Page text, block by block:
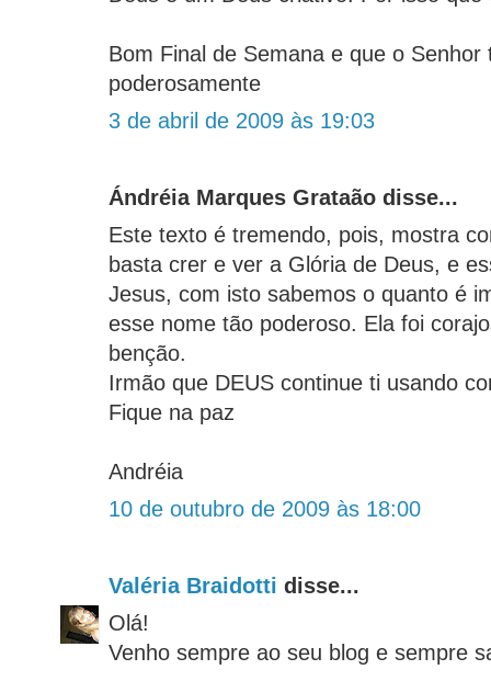
Bom Final de Semana e que o Senhor
poderosamente
3 de abril de 2009 às 19:03
Ándréia Marques Grataão disse...
Este texto é tremendo, pois, mostra
basta crer e ver a Glória de Deus, e
Jesus, com isto sabemos o quanto é
esse nome tão poderoso. Ela foi
benção.
Irmão que DEUS continue ti usando
Fique na paz
Andréia
10 de outubro de 2009 às 18:00
Valéria Braidotti disse...
Olá!
Venho sempre ao seu blog e sempre